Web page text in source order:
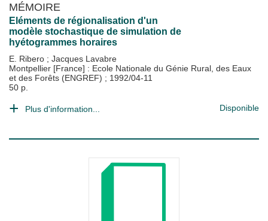
MÉMOIRE
Eléments de régionalisation d'un
modèle stochastique de simulation de
hyétogrammes horaires
E. Ribero ; Jacques Lavabre
Montpellier [France] : Ecole Nationale du Génie Rural, des Eaux
et des Forêts (ENGREF) ; 1992/04-11
50 p.
Plus d'information... Disponible